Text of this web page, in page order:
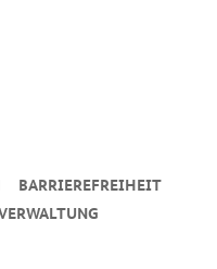
BARRIEREFREIHEIT